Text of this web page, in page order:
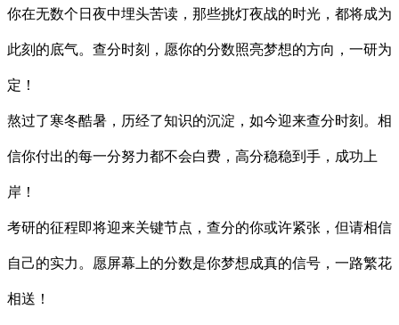
你在无数个日夜中埋头苦读，那些挑灯夜战的时光，都将成为
此刻的底气。查分时刻，愿你的分数照亮梦想的方向，一研为
定！
熬过了寒冬酷暑，历经了知识的沉淀，如今迎来查分时刻。相
信你付出的每一分努力都不会白费，高分稳稳到手，成功上
岸！
考研的征程即将迎来关键节点，查分的你或许紧张，但请相信
自己的实力。愿屏幕上的分数是你梦想成真的信号，一路繁花
相送！